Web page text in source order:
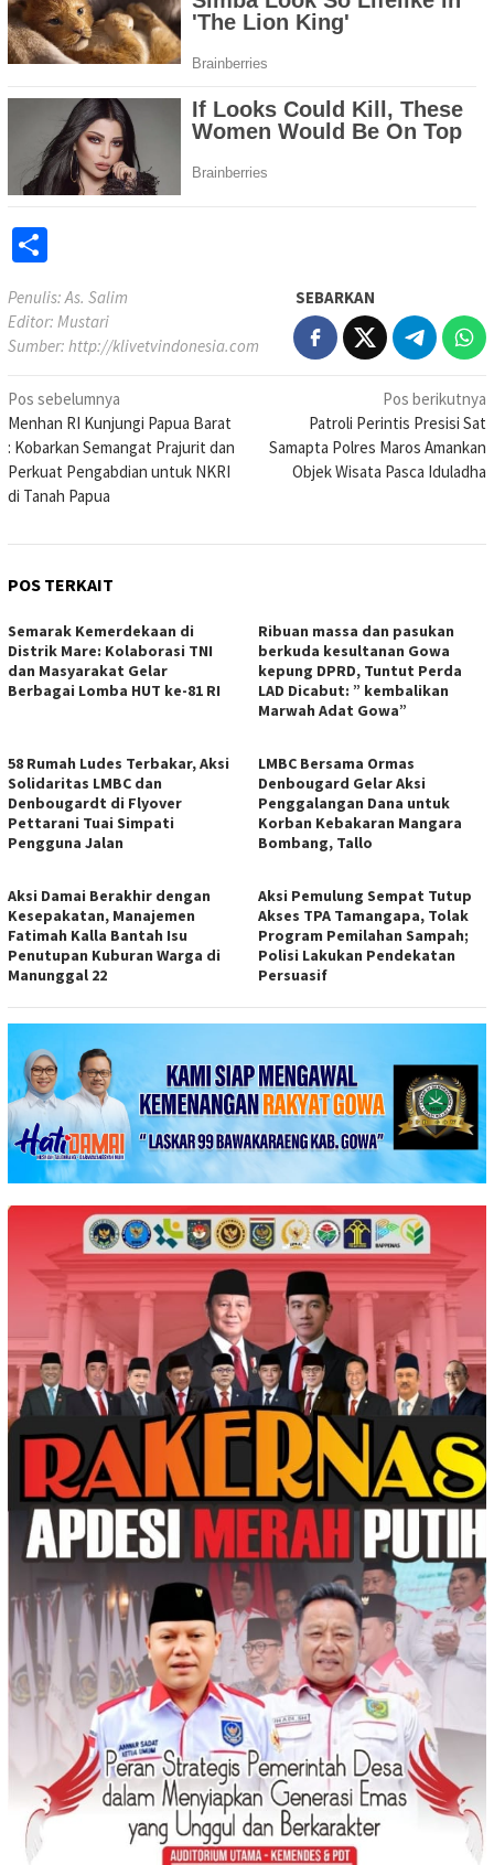
Penulis: As. Salim
Editor: Mustari
Sumber: http://klivetvindonesia.com
SEBARKAN
Navigasi
pos
Pos sebelumnya
Menhan RI Kunjungi Papua Barat
: Kobarkan Semangat Prajurit dan
Perkuat Pengabdian untuk NKRI
di Tanah Papua
Pos berikutnya
Patroli Perintis Presisi Sat
Samapta Polres Maros Amankan
Objek Wisata Pasca Iduladha
POS TERKAIT
Semarak Kemerdekaan di
Distrik Mare: Kolaborasi TNI
dan Masyarakat Gelar
Berbagai Lomba HUT ke-81 RI
Ribuan massa dan pasukan
berkuda kesultanan Gowa
kepung DPRD, Tuntut Perda
LAD Dicabut: ” kembalikan
Marwah Adat Gowa”
58 Rumah Ludes Terbakar, Aksi
Solidaritas LMBC dan
Denbougardt di Flyover
Pettarani Tuai Simpati
Pengguna Jalan
LMBC Bersama Ormas
Denbougard Gelar Aksi
Penggalangan Dana untuk
Korban Kebakaran Mangara
Bombang, Tallo
Aksi Damai Berakhir dengan
Kesepakatan, Manajemen
Fatimah Kalla Bantah Isu
Penutupan Kuburan Warga di
Manunggal 22
Aksi Pemulung Sempat Tutup
Akses TPA Tamangapa, Tolak
Program Pemilahan Sampah;
Polisi Lakukan Pendekatan
Persuasif